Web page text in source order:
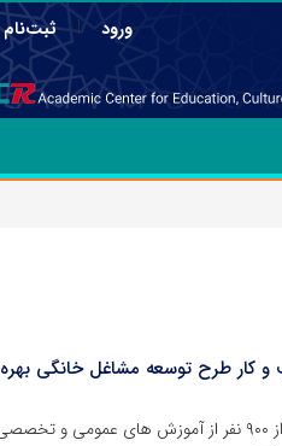
ورود | ثبت‌نام
رئیس جهادانشگاهی خراسان جنوبی گفت: بیش از ۹۰۰ نفر از